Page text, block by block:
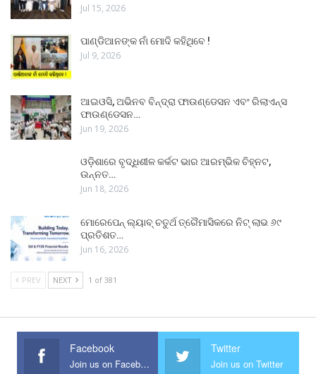
Jul 15, 2026
ପାଣ୍ଡିଆନଙ୍କ ନାଁ ମୋଦି କହିଥିବେ !
Jul 9, 2026
ଆଇଓସି, ଅଭିନବ ବିନ୍ଦ୍ରା ଫାଉଣ୍ଡେସନ ଏବଂ ରିଲାଏନ୍ସ
ଫାଉଣ୍ଡେସନ…
Jun 19, 2026
ଓଡ଼ିଶାରେ ବୃଦ୍ଧିଶୀଳ କର୍କଟ ଭାର ଆରମ୍ଭିକ ଚିହ୍ନଟ,
ଉନ୍ନତ…
Jun 18, 2026
ମୋରେପେନ୍ ଲ୍ୟାବ୍ ଚତୁର୍ଥ ତ୍ରୈମାସିକରେ ନିଟ୍ ଲାଭ ୬୯
ପ୍ରତିଶତ…
Jun 16, 2026
PREV NEXT 1 of 381
Facebook
Join us on Facebook
Twitter
Join us on Twitter